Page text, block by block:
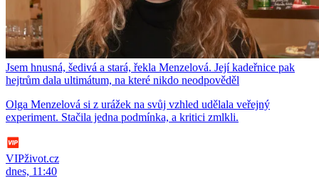
Jsem hnusná, šedivá a stará, řekla Menzelová. Její kadeřnice pak
hejtrům dala ultimátum, na které nikdo neodpověděl
Olga Menzelová si z urážek na svůj vzhled udělala veřejný
experiment. Stačila jedna podmínka, a kritici zmlkli.
VIPživot.cz
dnes, 11:40